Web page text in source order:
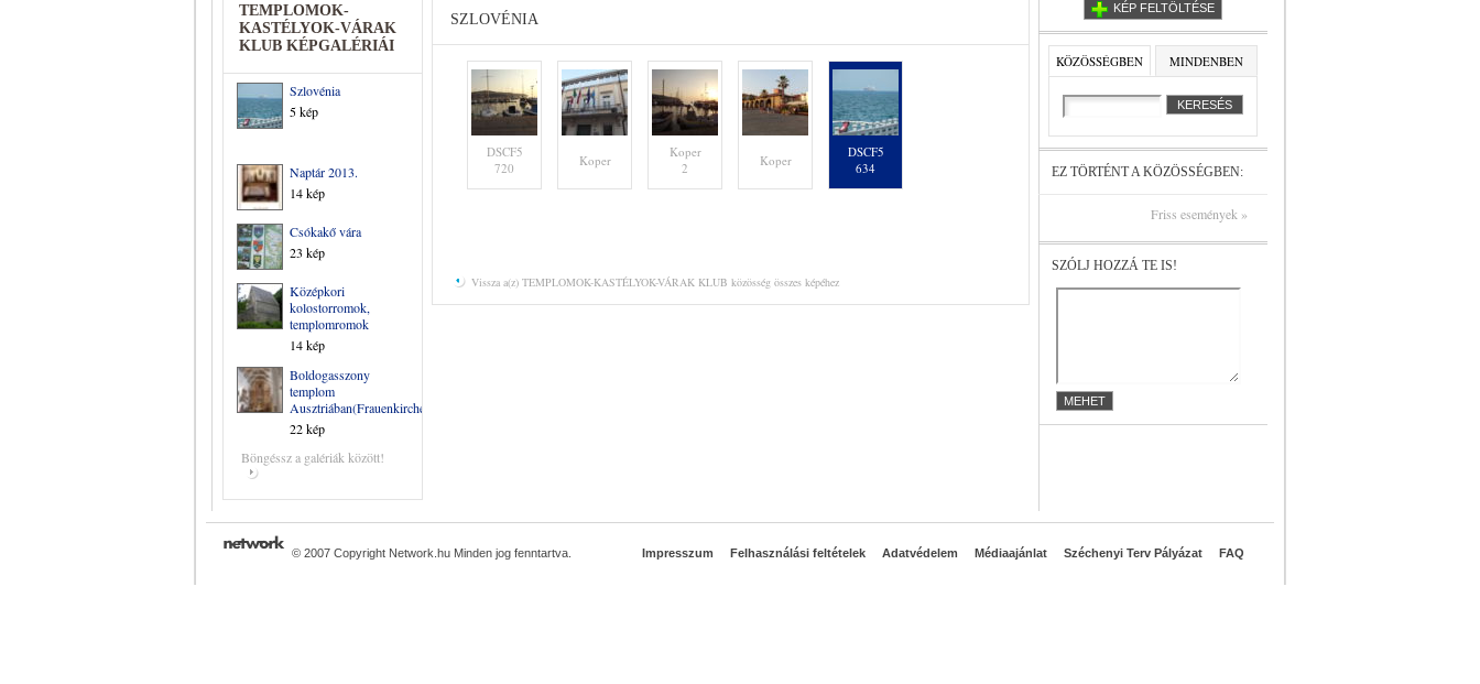
TEMPLOMOK-
KASTÉLYOK-VÁRAK
KLUB KÉPGALÉRIÁI
Szlovénia
5 kép
Naptár 2013.
14 kép
Csókakő vára
23 kép
Középkori
kolostorromok,
templomromok
14 kép
Boldogasszony
templom
Ausztriában(Frauenkirchen)
22 kép
Böngéssz a galériák között!
SZLOVÉNIA
DSCF5
720
Koper
Koper
2
Koper
DSCF5
634
Vissza a(z) TEMPLOMOK-KASTÉLYOK-VÁRAK KLUB közösség összes képéhez
KÉP FELTÖLTÉSE
KÖZÖSSÉGBEN MINDENBEN
EZ TÖRTÉNT A KÖZÖSSÉGBEN:
Friss események »
SZÓLJ HOZZÁ TE IS!
© 2007 Copyright Network.hu Minden jog fenntartva. Impresszum Felhasználási feltételek Adatvédelem Médiaajánlat Széchenyi Terv Pályázat FAQ